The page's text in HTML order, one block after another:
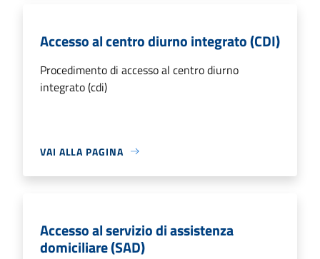
Accesso al centro diurno integrato (CDI)
Procedimento di accesso al centro diurno
integrato (cdi)
VAI ALLA PAGINA
Accesso al servizio di assistenza
domiciliare (SAD)